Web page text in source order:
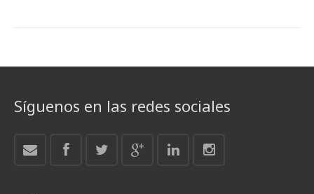
Síguenos en las redes sociales